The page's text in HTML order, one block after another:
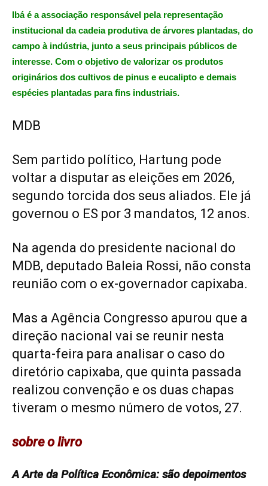
Ibá é a associação responsável pela representação
institucional da cadeia produtiva de árvores plantadas, do
campo à indústria, junto a seus principais públicos de
interesse. Com o objetivo de valorizar os produtos
originários dos cultivos de pinus e eucalipto e demais
espécies plantadas para fins industriais.
MDB
Sem partido político, Hartung pode
voltar a disputar as eleições em 2026,
segundo torcida dos seus aliados. Ele já
governou o ES por 3 mandatos, 12 anos.
Na agenda do presidente nacional do
MDB, deputado Baleia Rossi, não consta
reunião com o ex-governador capixaba.
Mas a Agência Congresso apurou que a
direção nacional vai se reunir nesta
quarta-feira para analisar o caso do
diretório capixaba, que quinta passada
realizou convenção e os duas chapas
tiveram o mesmo número de votos, 27.
sobre o livro
A Arte da Política Econômica: são depoimentos